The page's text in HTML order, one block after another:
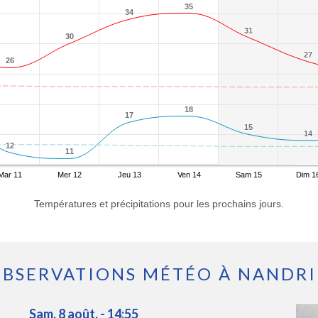
26
26
30
30
34
34
35
35
31
31
27
27
12
12
11
11
17
17
18
18
15
15
14
14
11 Mer 12 Jeu 13 Ven 14 Sam 15 Dim
Températures et précipitations pour les prochains jours.
MÉTÉO À
Sam. 8 août. - 14:55